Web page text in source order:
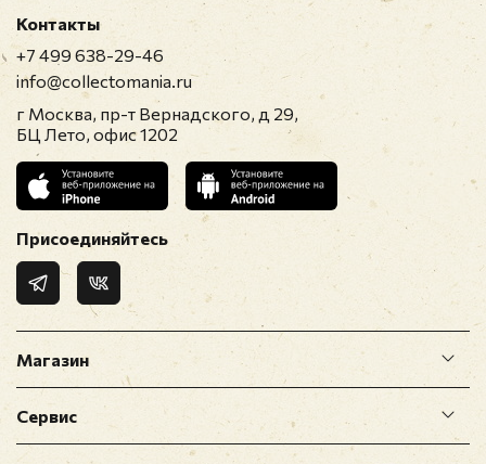
Магазин
Сервис
Контакты
+7 499 638-29-46
info@collectomania.ru
г Москва, пр-т Вернадского, д 29,
БЦ Лето, офис 1202
Присоединяйтесь